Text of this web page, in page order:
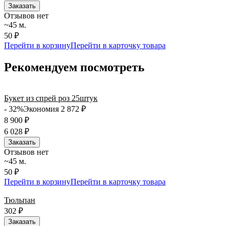
Заказать
Отзывов нет
~45 м.
50 ₽
Перейти в корзинуПерейти в карточку товара
Рекомендуем посмотреть
Букет из спрей роз 25штук
- 32%Экономия 2 872 ₽
8 900 ₽
6 028 ₽
Заказать
Отзывов нет
~45 м.
50 ₽
Перейти в корзинуПерейти в карточку товара
Тюльпан
302 ₽
Заказать